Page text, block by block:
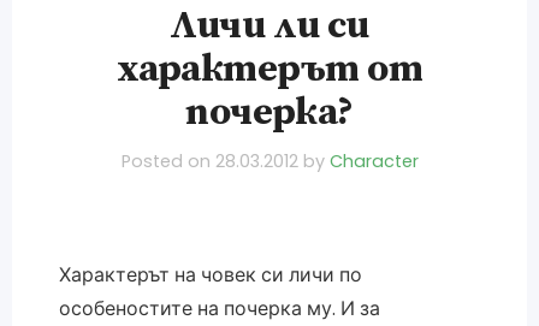
Личи ли си
характерът от
почерка?
Posted on 28.03.2012 by Character
Характерът на човек си личи по
особеностите на почерка му. И за